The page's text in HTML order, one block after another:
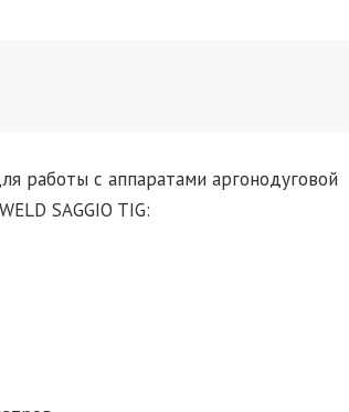
работы с аппаратами аргонодуговой
SAGGIO TIG: